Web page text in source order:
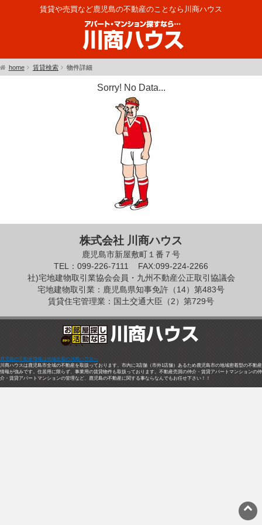
賃貸や売買など鹿児島の不動産のことなら川商ハウス
home 賃貸検索 物件詳細
Sorry! No Data...
株式会社 川商ハウス
鹿児島市新屋敷町１番７号
TEL：099-226-7111
FAX:099-224-2266
社)宅地建物取引業協会会員・九州不動産公正取引協議会
宅地建物取引業：鹿児島県知事免許（14）第483号
賃貸住宅管理業：国土交通大臣（2）第729号
鹿児島の不動産情報は地域密着の川商ハウスへ
川商ハウスは鹿児島市全域の不動産を取扱っております。市内に3店舗（市外1店舗）あるため鹿児島市の地域密着型の不動産
情報が強みです。住居用に限らず、事業用の賃貸物件も取扱っております。不動産売買の仲介・賃貸アパートマンションの仲
介・賃貸アパートマンションの管理など、鹿児島の不動産に関する事ならなんでもお任せ下さい！！